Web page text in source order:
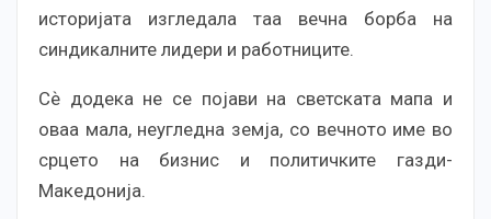
историјата изгледала таа вечна борба на
синдикалните лидери и работниците.
Сѐ додека не се појави на светската мапа и
оваа мала, неугледна земја, со вечното име во
срцето на бизнис и политичките газди-
Македонија.